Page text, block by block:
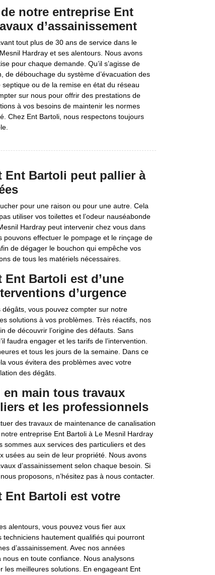
notre entreprise Ent
d’assainissement
tout plus de 30 ans de service dans le
Hardray et ses alentours. Nous avons
pour chaque demande. Qu’il s’agisse de
de débouchage du système d’évacuation des
ou de la remise en état du réseau
sur nous pour offrir des prestations de
à vos besoins de maintenir les normes
Chez Ent Bartoli, nous respectons toujours
Ent Bartoli peut pallier à
pour une raison ou pour une autre. Cela
utiliser vos toilettes et l’odeur nauséabonde
Hardray peut intervenir chez vous dans
effectuer le pompage et le rinçage de
de dégager le bouchon qui empêche vos
de tous les matériels nécessaires.
Ent Bartoli est d’une
d’urgence
vous pouvez compter sur notre
solutions à vos problèmes. Très réactifs, nos
de découvrir l’origine des défauts. Sans
faudra engager et les tarifs de l’intervention.
et tous les jours de la semaine. Dans ce
vous évitera des problèmes avec votre
des dégâts.
main tous travaux
et les professionnels
des travaux de maintenance de canalisation
entreprise Ent Bartoli à Le Mesnil Hardray
aux services des particuliers et des
usées au sein de leur propriété. Nous avons
d’assainissement selon chaque besoin. Si
proposons, n’hésitez pas à nous contacter.
Ent Bartoli est votre
alentours, vous pouvez vous fier aux
hautement qualifiés qui pourront
d’assainissement. Avec nos années
en toute confiance. Nous analysons
les meilleures solutions. En engageant Ent